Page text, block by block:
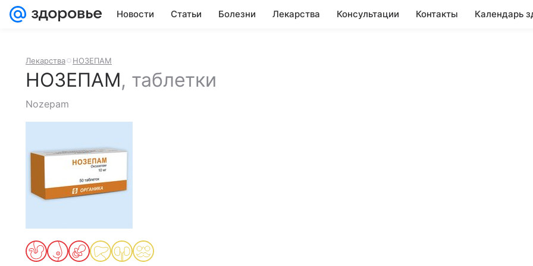
Новости Статьи Болезни Лекарства Консультации Контакты Календарь
Лекарства НОЗЕПАМ
НОЗЕПАМ, таблетки
Nozepam